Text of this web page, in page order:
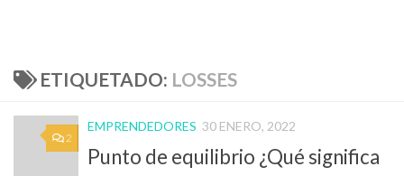
ETIQUETADO: LOSSES
2
EMPRENDEDORES 30 ENERO, 2022
Punto de equilibrio ¿Qué significa